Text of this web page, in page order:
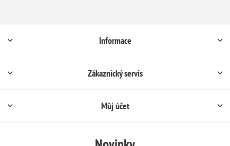
Informace
Zákaznický servis
Můj účet